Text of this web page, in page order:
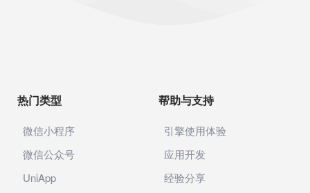
热门类型
微信小程序
微信公众号
UniApp
帮助与支持
引擎使用体验
应用开发
经验分享